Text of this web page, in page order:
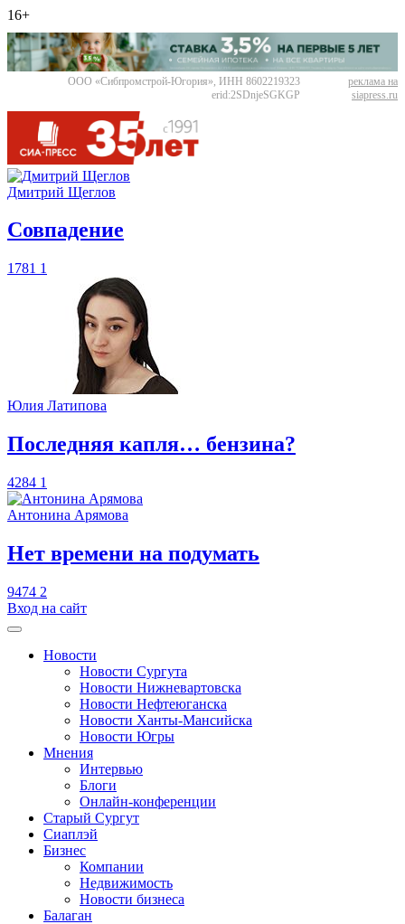
16+
ООО «Сибпромстрой-Югория», ИНН 8602219323
erid:2SDnjeSGKGP
реклама на
siapress.ru
Дмитрий Щеглов
​Совпадение
1781 1
Юлия Латипова
​Последняя капля… бензина?
4284 1
Антонина Арямова
​Нет времени на подумать
9474 2
Вход на сайт
Новости
Новости Сургута
Новости Нижневартовска
Новости Нефтеюганска
Новости Ханты-Мансийска
Новости Югры
Мнения
Интервью
Блоги
Онлайн-конференции
Старый Сургут
Сиаплэй
Бизнес
Компании
Недвижимость
Новости бизнеса
Балаган